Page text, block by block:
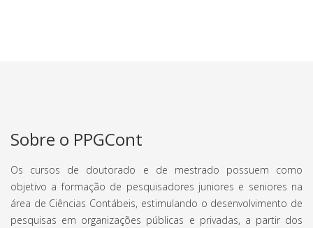
Sobre o PPGCont
Os cursos de doutorado e de mestrado possuem como
objetivo a formação de pesquisadores juniores e seniores na
área de Ciências Contábeis, estimulando o desenvolvimento de
pesquisas em organizações públicas e privadas, a partir dos